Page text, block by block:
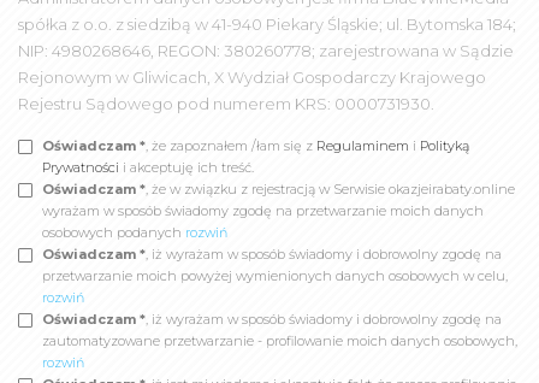
spółka z o.o. z siedzibą w 41-940 Piekary Śląskie; ul. Bytomska 184;
NIP: 4980268646, REGON: 380260778; zarejestrowana w Sądzie
Rejonowym w Gliwicach, X Wydział Gospodarczy Krajowego
Rejestru Sądowego pod numerem KRS: 0000731930.
Oświadczam *, że zapoznałem /łam się z Regulaminem i Polityką
Prywatności i akceptuję ich treść.
Oświadczam *, że w związku z rejestracją w Serwisie okazjeirabaty.online
wyrażam w sposób świadomy zgodę na przetwarzanie moich danych
osobowych podanych rozwiń
Oświadczam *, iż wyrażam w sposób świadomy i dobrowolny zgodę na
przetwarzanie moich powyżej wymienionych danych osobowych w celu,
rozwiń
Oświadczam *, iż wyrażam w sposób świadomy i dobrowolny zgodę na
zautomatyzowane przetwarzanie - profilowanie moich danych osobowych,
rozwiń